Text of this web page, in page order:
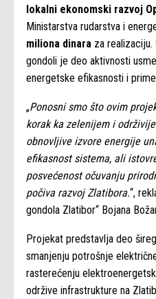
lokalni ekonomski razvoj
Ministarstva rudarstva i
miliona dinara za realizaciju.
gondoli je deo aktivnosti
energetske efikasnosti i
„Ponosni smo što ovim
korak ka zelenijem i
obnovljive izvore energije
efikasnost sistema, ali
posvećenost očuvanju
počiva razvoj Zlatibora.“,
gondola Zlatibor“ Bojana
Projekat predstavlja deo
smanjenju potrošnje
rasterećenju
održive infrastrukture na